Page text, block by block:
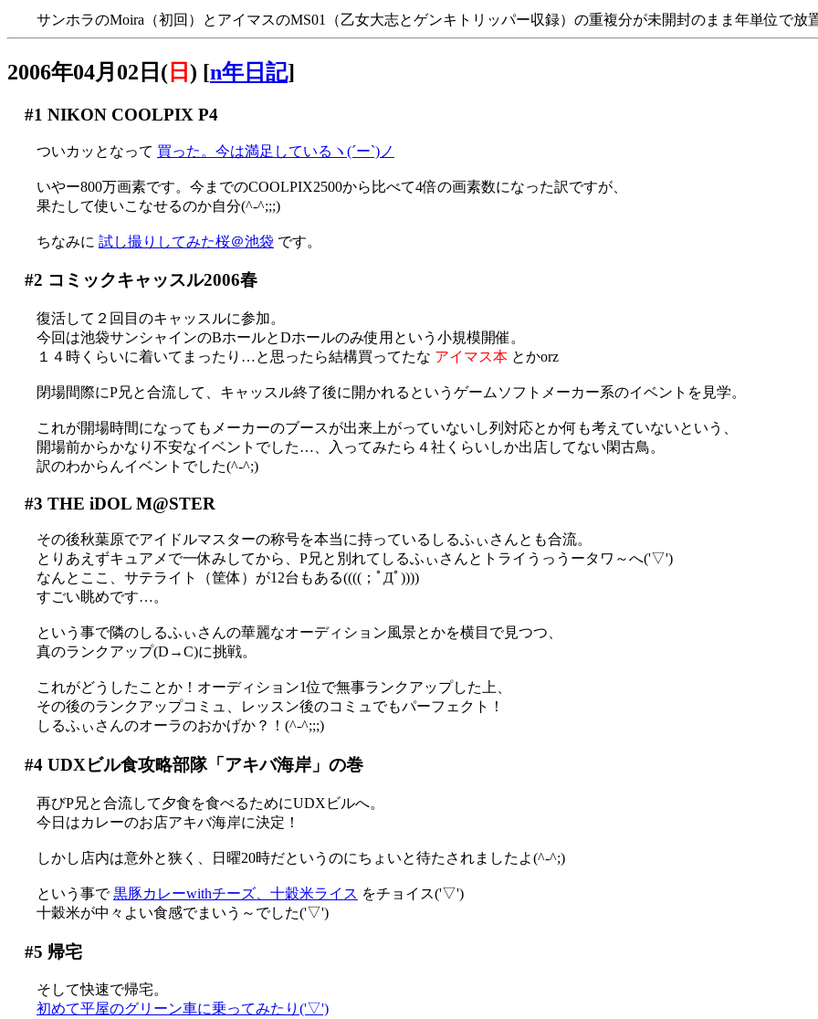
サンホラのMoira（初回）とアイマスのMS01（乙女大志とゲンキトリッパー収録）の重複分が未開封のまま年単位で
2006年04月02日( 日 ) [n年日記]
#1 NIKON COOLPIX P4
ついカッとなって 買った。今は満足しているヽ(´ー`)ノ
いやー800万画素です。今までのCOOLPIX2500から比べて4倍の画素数になった訳ですが、
果たして使いこなせるのか自分(^-^;;;)
ちなみに 試し撮りしてみた桜＠池袋 です。
#2 コミックキャッスル2006春
復活して２回目のキャッスルに参加。
今回は池袋サンシャインのBホールとDホールのみ使用という小規模開催。
１４時くらいに着いてまったり…と思ったら結構買ってたな アイマス本 とかorz
閉場間際にP兄と合流して、キャッスル終了後に開かれるというゲームソフトメーカー系のイベントを見学。
これが開場時間になってもメーカーのブースが出来上がっていないし列対応とか何も考えていないという、
開場前からかなり不安なイベントでした…、入ってみたら４社くらいしか出店してない閑古鳥。
訳のわからんイベントでした(^-^;)
#3 THE iDOL M@STER
その後秋葉原でアイドルマスターの称号を本当に持っているしるふぃさんとも合流。
とりあえずキュアメで一休みしてから、P兄と別れてしるふぃさんとトライうっうータワ～へ('▽')
なんとここ、サテライト（筐体）が12台もある((((；ﾟДﾟ))))
すごい眺めです…。
という事で隣のしるふぃさんの華麗なオーディション風景とかを横目で見つつ、
真のランクアップ(D→C)に挑戦。
これがどうしたことか！オーディション1位で無事ランクアップした上、
その後のランクアップコミュ、レッスン後のコミュでもパーフェクト！
しるふぃさんのオーラのおかげか？！(^-^;;;)
#4UDXビル食攻略部隊「アキバ海岸」の巻
再びP兄と合流して夕食を食べるためにUDXビルへ。
今日はカレーのお店アキバ海岸に決定！
しかし店内は意外と狭く、日曜20時だというのにちょいと待たされましたよ(^-^;)
という事で黒豚カレーwithチーズ、十穀米ライス をチョイス('▽')
十穀米が中々よい食感でまいう～でした('▽')
#5 帰宅
そして快速で帰宅。
初めて平屋のグリーン車に乗ってみたり('▽')